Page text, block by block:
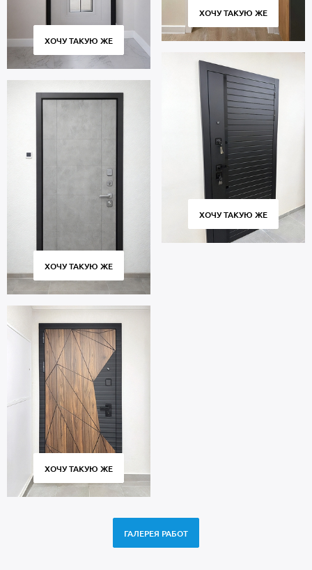
ХОЧУ ТАКУЮ ЖЕ
ХОЧУ ТАКУЮ ЖЕ
ХОЧУ ТАКУЮ ЖЕ
ХОЧУ ТАКУЮ ЖЕ
ХОЧУ ТАКУЮ ЖЕ
ГАЛЕРЕЯ РАБОТ